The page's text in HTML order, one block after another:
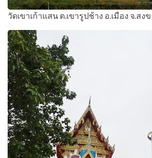
วัดเขาเก้าแสน ต.เขารูปช้าง อ.เมือง จ.สง